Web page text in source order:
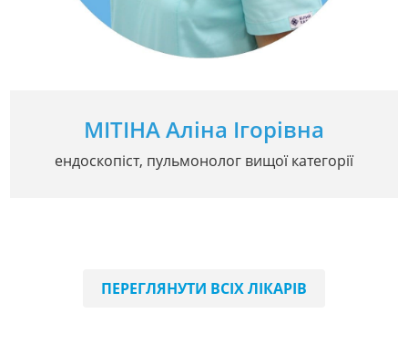
МІТІНА Аліна Ігорівна
ендоскопіст, пульмонолог вищої категорії
ПЕРЕГЛЯНУТИ ВСІХ ЛІКАРІВ